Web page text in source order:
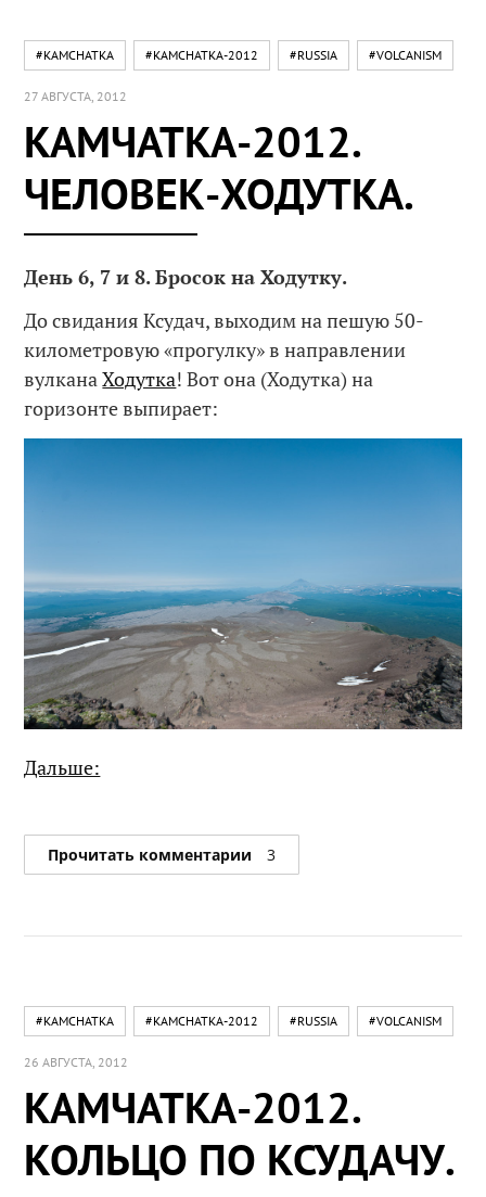
#KAMCHATKA #KAMCHATKA-2012 #RUSSIA #VOLCANISM
27 АВГУСТА, 2012
КАМЧАТКА-2012.
ЧЕЛОВЕК-ХОДУТКА.
День 6, 7 и 8. Бросок на Ходутку.
До свидания Ксудач, выходим на пешую 50-
километровую «прогулку» в направлении
вулканаХодутка! Вот она (Ходутка) на
горизонте выпирает:
Дальше:
Прочитать комментарии 3
#KAMCHATKA #KAMCHATKA-2012 #RUSSIA #VOLCANISM
26 АВГУСТА, 2012
КАМЧАТКА-2012.
КОЛЬЦО ПО КСУДАЧУ.